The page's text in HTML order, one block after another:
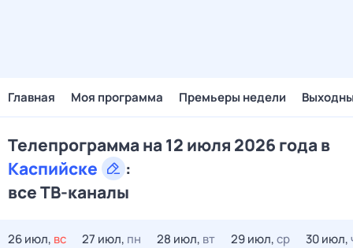
Главная Моя программа Премьеры недели
Телепрограмма на 12 июля 2026 года в
Каспийске
:
все ТВ-каналы
26 июл, вс 27 июл, пн 28 июл, вт 29 июл,ср 30 июл,